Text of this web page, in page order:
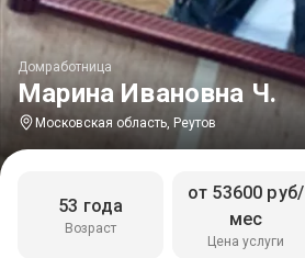
Марина Ивановна Ч.
Домработница
Московская область, Реутов
Возраст
53 года
Цена услуги
от 53600 руб/
мес